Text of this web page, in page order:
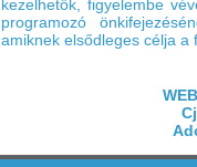
kezelhetők, figyelembe
programozó
amiknek elsődleges célja a